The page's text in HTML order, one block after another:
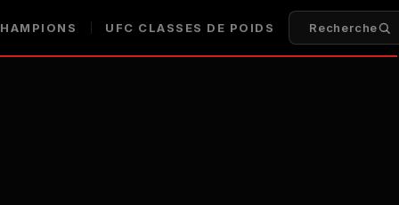
UFC CLASSES DE POIDS Recherche